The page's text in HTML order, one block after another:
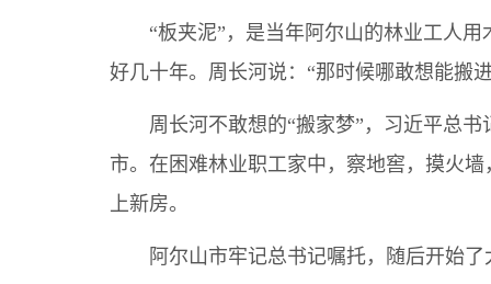
“板夹泥”，是当年阿尔山的林业工人用
好几十年。周长河说：“那时候哪敢想能搬
周长河不敢想的“搬家梦”，习近平总书
市。在困难林业职工家中，察地窖，摸火
上新房。
阿尔山市牢记总书记嘱托，随后开始了